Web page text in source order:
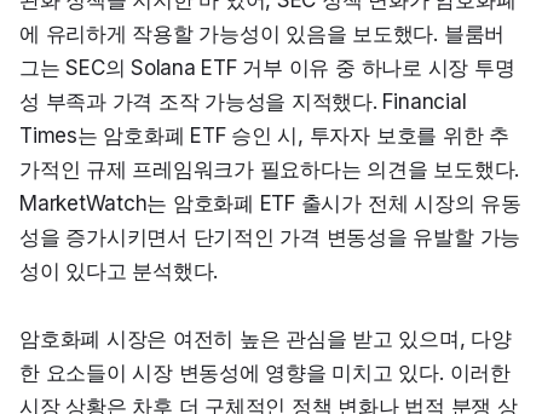
에 유리하게 작용할 가능성이 있음을 보도했다. 블룸버
그는 SEC의 Solana ETF 거부 이유 중 하나로 시장 투명
성 부족과 가격 조작 가능성을 지적했다. Financial
Times는 암호화폐 ETF 승인 시, 투자자 보호를 위한 추
가적인 규제 프레임워크가 필요하다는 의견을 보도했다.
MarketWatch는 암호화폐 ETF 출시가 전체 시장의 유동
성을 증가시키면서 단기적인 가격 변동성을 유발할 가능
성이 있다고 분석했다.
암호화폐 시장은 여전히 높은 관심을 받고 있으며, 다양
한 요소들이 시장 변동성에 영향을 미치고 있다. 이러한
시장 상황은 차후 더 구체적인 정책 변화나 법적 분쟁 상